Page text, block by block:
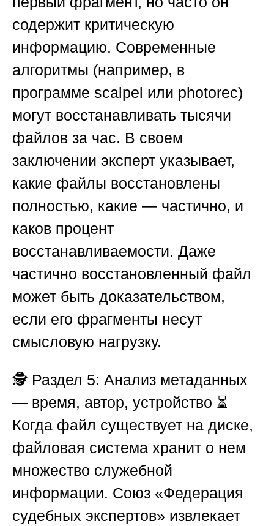
содержит критическую
информацию. Современные
алгоритмы (например, в
программе scalpel или photorec)
могут восстанавливать тысячи
файлов за час. В своем
заключении эксперт указывает,
какие файлы восстановлены
полностью, какие — частично, и
каков процент
восстанавливаемости. Даже
частично восстановленный файл
может быть доказательством,
если его фрагменты несут
смысловую нагрузку.
🕵️ Раздел 5: Анализ метаданных
— время, автор, устройство ⏳
Когда файл существует на диске,
файловая система хранит о нем
множество служебной
информации. Союз «Федерация
судебных экспертов» извлекает